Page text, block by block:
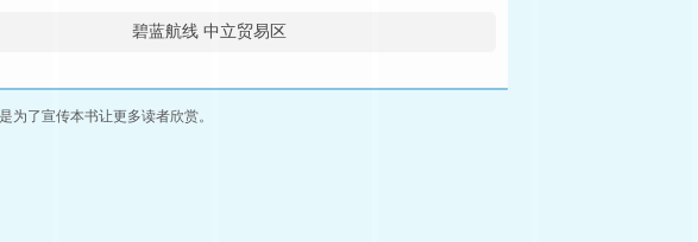
碧蓝航线 中立贸易区
为了宣传本书让更多读者欣赏。